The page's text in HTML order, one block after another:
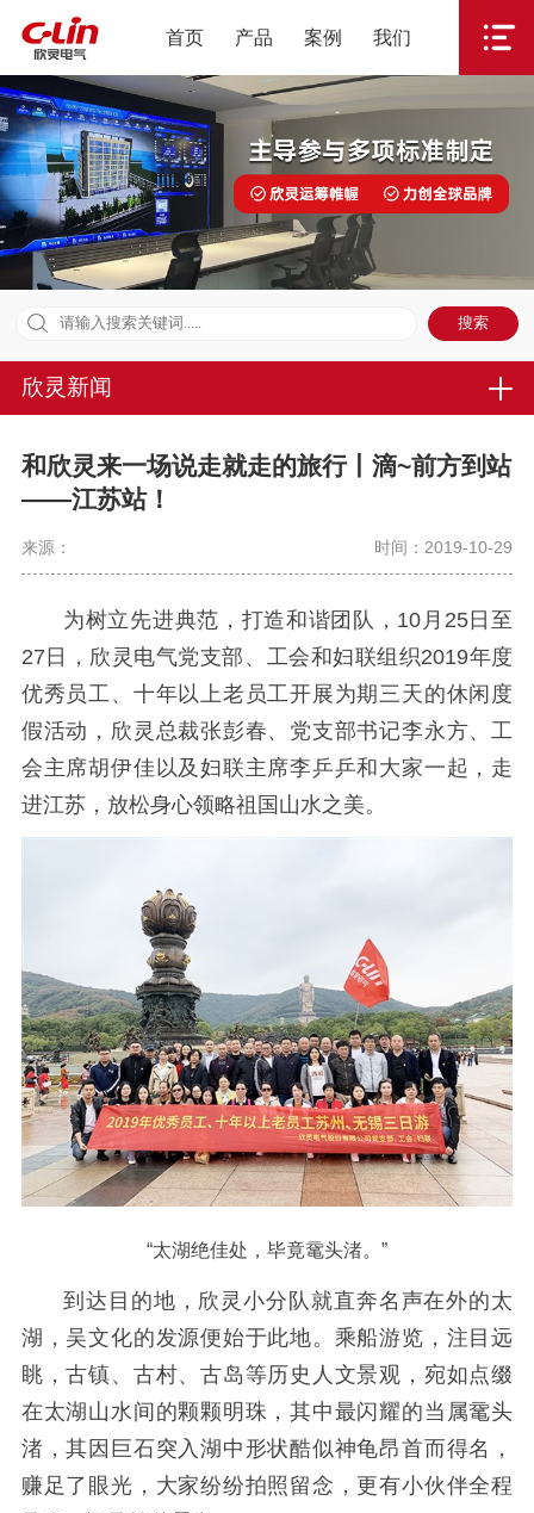
首页 产品 案例 我们
欣灵新闻
和欣灵来一场说走就走的旅行丨滴~前方到站
——江苏站！
来源： 时间：2019-10-29
为树立先进典范，打造和谐团队，10月25日至
27日，欣灵电气党支部、工会和妇联组织2019年度
优秀员工、十年以上老员工开展为期三天的休闲度
假活动，欣灵总裁张彭春、党支部书记李永方、工
会主席胡伊佳以及妇联主席李乒乒和大家一起，走
进江苏，放松身心领略祖国山水之美。
“太湖绝佳处，毕竟鼋头渚。”
到达目的地，欣灵小分队就直奔名声在外的太
湖，吴文化的发源便始于此地。乘船游览，注目远
眺，古镇、古村、古岛等历史人文景观，宛如点缀
在太湖山水间的颗颗明珠，其中最闪耀的当属鼋头
渚，其因巨石突入湖中形状酷似神龟昂首而得名，
赚足了眼光，大家纷纷拍照留念，更有小伙伴全程